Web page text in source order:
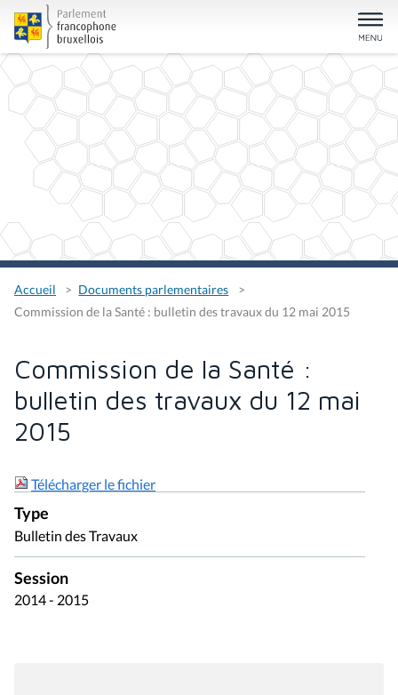
Accueil
Documents parlementaires
Commission de la Santé : bulletin des travaux du 12 mai 2015
Commission de la Santé :
bulletin des travaux du 12 mai
2015
Télécharger le fichier
Type
Bulletin des Travaux
Session
2014 - 2015